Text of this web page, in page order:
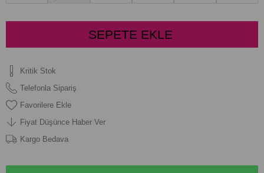
Kritik Stok
Telefonla Sipariş
Favorilere Ekle
Fiyat Düşünce Haber Ver
Kargo Bedava